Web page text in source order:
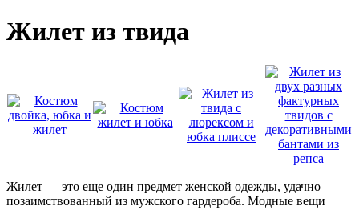
Жилет из твида
Жилет — это еще один предмет женской одежды, удачно
позаимствованный из мужского гардероба. Модные вещи